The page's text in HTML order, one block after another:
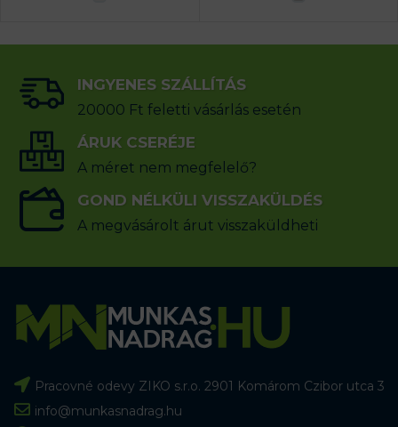
INGYENES SZÁLLÍTÁS
20000 Ft feletti vásárlás esetén
ÁRUK CSERÉJE
A méret nem megfelelő?
GOND NÉLKÜLI VISSZAKÜLDÉS
A megvásárolt árut visszaküldheti
Pracovné odevy ZIKO s.r.o. 2901 Komárom Czibor utca 3
info@munkasnadrag.hu